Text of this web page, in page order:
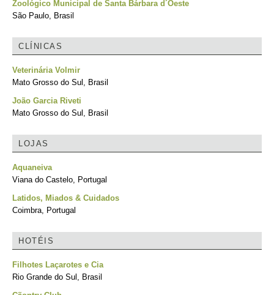
Zoológico Municipal de Santa Bárbara d´Oeste
São Paulo, Brasil
CLÍNICAS
Veterinária Volmir
Mato Grosso do Sul, Brasil
João Garcia Riveti
Mato Grosso do Sul, Brasil
LOJAS
Aquaneiva
Viana do Castelo, Portugal
Latidos, Miados & Cuidados
Coimbra, Portugal
HOTÉIS
Filhotes Laçarotes e Cia
Rio Grande do Sul, Brasil